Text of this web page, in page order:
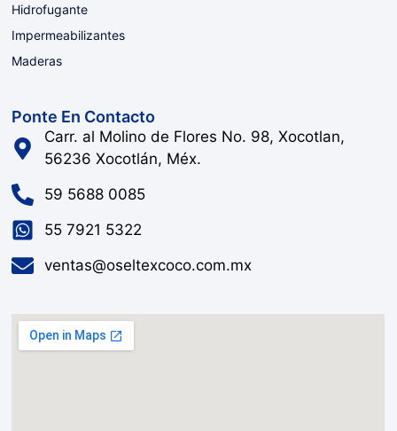
Hidrofugante
Impermeabilizantes
Maderas
Ponte En Contacto
Carr. al Molino de Flores No. 98, Xocotlan,
56236 Xocotlán, Méx.
59 5688 0085
55 7921 5322
ventas@oseltexcoco.com.mx